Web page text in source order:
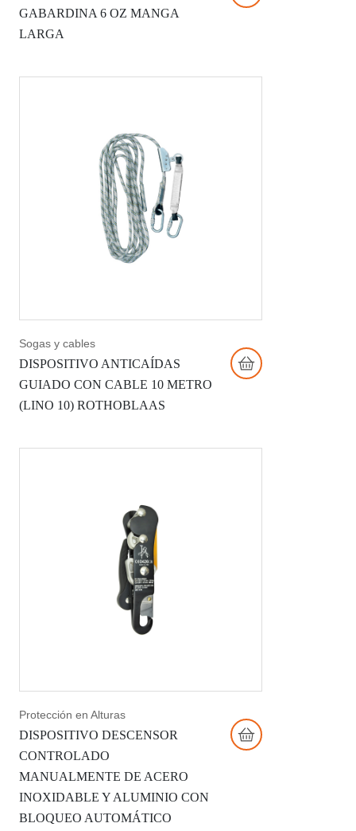
GABARDINA 6 OZ MANGA
LARGA
Sogas y cables
DISPOSITIVO ANTICAÍDAS
GUIADO CON CABLE 10 METRO
(LINO 10) ROTHOBLAAS
Protección en Alturas
DISPOSITIVO DESCENSOR
CONTROLADO
MANUALMENTE DE ACERO
INOXIDABLE Y ALUMINIO CON
BLOQUEO AUTOMÁTICO